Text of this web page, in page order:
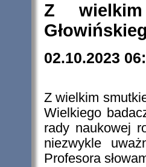
Z
02.10.2023
Z wielkim
Wielkiego
rady naukowej
niezwykle
Profesora